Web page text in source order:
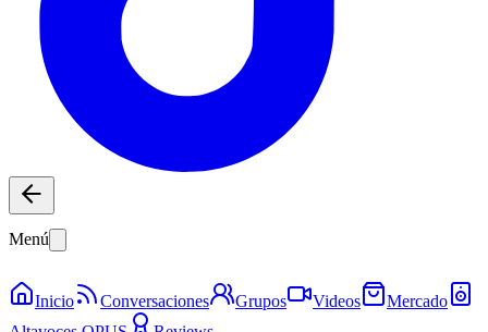
Menú
Inicio Conversaciones Grupos Videos
Mercado